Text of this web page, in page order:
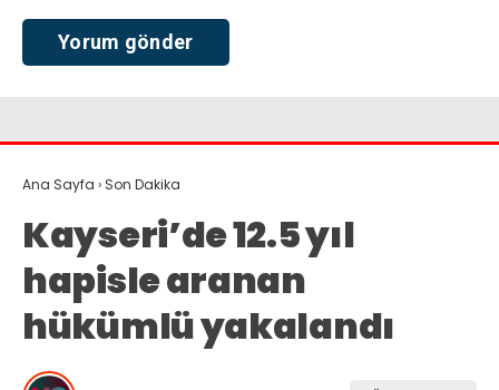
Ana Sayfa › Son Dakika
Kayseri’de 12.5 yıl
hapisle aranan
hükümlü yakalandı